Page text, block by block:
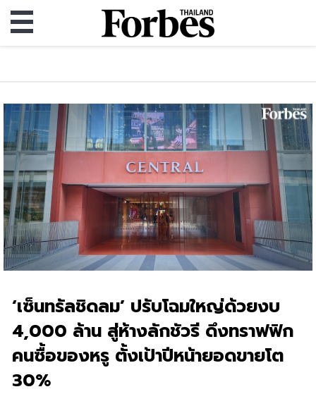
‘เซ็นทรัลชิดลม’ ปรับโฉมใหญ่ด้วยงบ
4,000 ล้าน สู่ห้างลักชัวรี ดึงทราฟฟิก
คนซื้อของหรู ตั้งเป้าปีหน้ายอดขายโต
30%